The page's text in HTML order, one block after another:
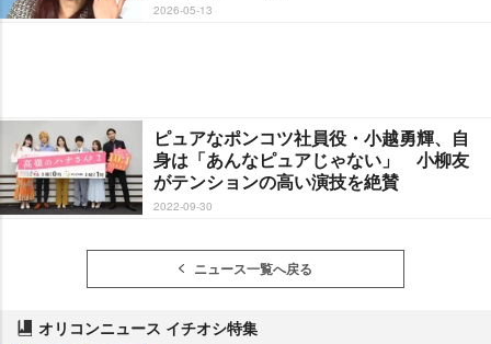
2026-05-13
ピュアなポンコツ社員役・小越勇輝、自
身は「あんなピュアじゃない」 小柳友
がテンションの高い演技を絶賛
2022-09-30
ニュース一覧へ戻る
オリコンニュース イチオシ特集